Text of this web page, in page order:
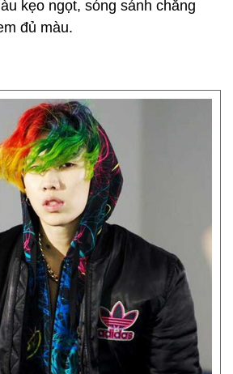
kẹo ngọt, sóng sánh chẳng
đủ màu.